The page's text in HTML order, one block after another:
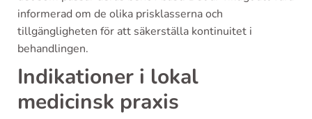
informerad om de olika prisklasserna och
tillgängligheten för att säkerställa kontinuitet i
behandlingen.
Indikationer i lokal
medicinsk praxis